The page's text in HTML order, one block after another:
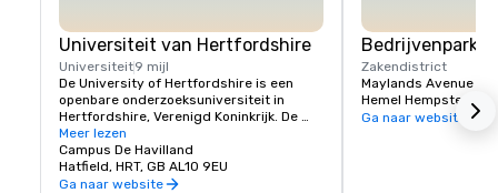
Universiteit van Hertfordshire
Universiteit9 mijl
De University of Hertfordshire is een
openbare onderzoeksuniversiteit in
Hertfordshire, Verenigd Koninkrijk. De
universiteit is grotendeels gevestigd in
Hatfield, Hertfordshire.
Meer lezen
Campus De Havilland
Hatfield, HRT, GB AL10 9EU
Ga naar website
Bedrijvenpark
Zakendistrict
Maylands Avenue
Hemel Hempstead,
Ga naar website